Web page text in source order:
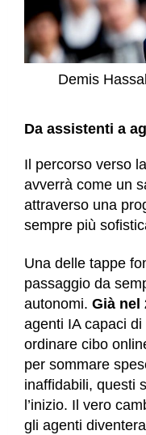
Demis
Da assistenti a
Il percorso verso
avverrà come un
attraverso una
sempre più
Una delle tappe
passaggio da
autonomi. Già nel
agenti IA capaci
ordinare cibo
per sommare
inaffidabili, questi
l’inizio. Il vero
gli agenti